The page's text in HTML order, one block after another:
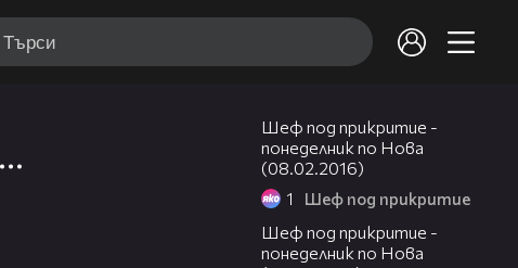
Шеф под прикритие -
понеделник по Нова
(08.02.2016)
1 Шеф под прикритие
Шеф под прикритие -
понеделник по Нова